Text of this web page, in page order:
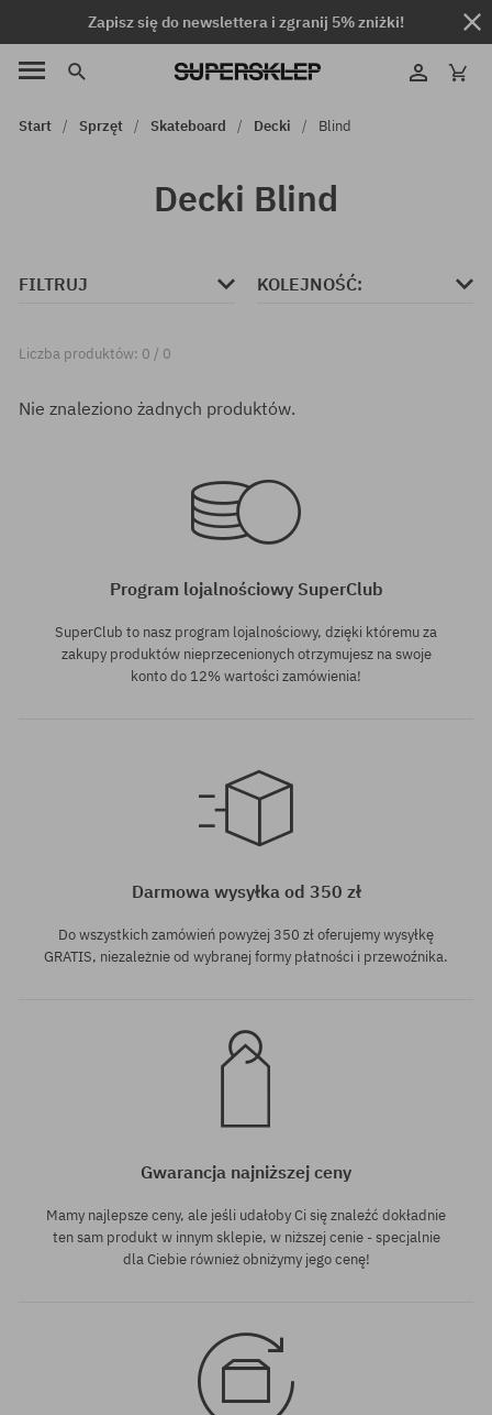
Zapisz się do newslettera i zgranij 5% zniżki!
Start Sprzęt Skateboard Decki Blind
Decki Blind
FILTRUJ KOLEJNOŚĆ:
Liczba produktów: 0 / 0
Nie znaleziono żadnych produktów.
Program lojalnościowy SuperClub
SuperClub to nasz program lojalnościowy, dzięki któremu za
zakupy produktów nieprzecenionych otrzymujesz na swoje
konto do 12% wartości zamówienia!
Darmowa wysyłka od 350 zł
Do wszystkich zamówień powyżej 350 zł oferujemy wysyłkę
GRATIS, niezależnie od wybranej formy płatności i przewoźnika.
Gwarancja najniższej ceny
Mamy najlepsze ceny, ale jeśli udałoby Ci się znaleźć dokładnie
ten sam produkt w innym sklepie, w niższej cenie - specjalnie
dla Ciebie również obniżymy jego cenę!